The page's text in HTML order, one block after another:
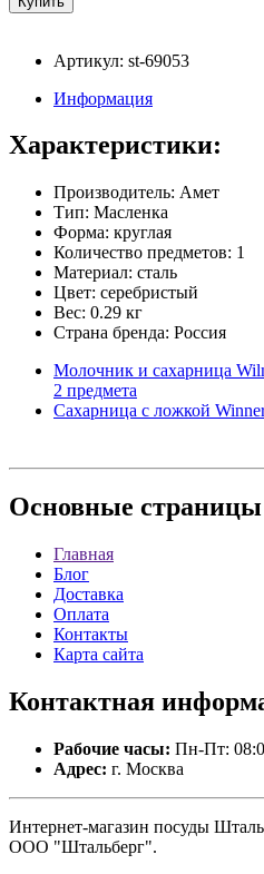
Артикул: st-69053
Информация
Характеристики:
Производитель: Амет
Тип: Масленка
Форма: круглая
Количество предметов: 1
Материал: сталь
Цвет: серебристый
Вес: 0.29 кг
Страна бренда: Россия
Молочник и сахарница
2 предмета
Сахарница с ложкой
Основные страницы
Главная
Блог
Доставка
Оплата
Контакты
Карта сайта
Контактная
Рабочие часы: Пн-Пт:
Адрес: г. Москва
Интернет-магазин посуды
ООО "Штальберг".